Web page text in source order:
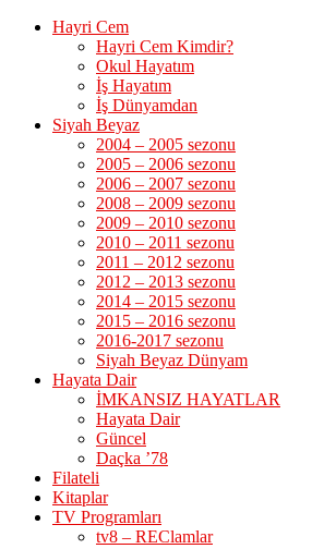
Hayri Cem
Hayri Cem Kimdir?
Okul Hayatım
İş Hayatım
İş Dünyamdan
Siyah Beyaz
2004 – 2005 sezonu
2005 – 2006 sezonu
2006 – 2007 sezonu
2008 – 2009 sezonu
2009 – 2010 sezonu
2010 – 2011 sezonu
2011 – 2012 sezonu
2012 – 2013 sezonu
2014 – 2015 sezonu
2015 – 2016 sezonu
2016-2017 sezonu
Siyah Beyaz Dünyam
Hayata Dair
İMKANSIZ HAYATLAR
Hayata Dair
Güncel
Daçka ’78
Filateli
Kitaplar
TV Programları
tv8 – REClamlar